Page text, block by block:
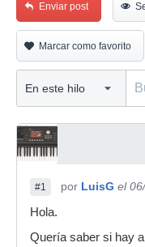
Enviar post
Marcar como favorito
#1 por LuisG el
Hola.
Quería saber si hay